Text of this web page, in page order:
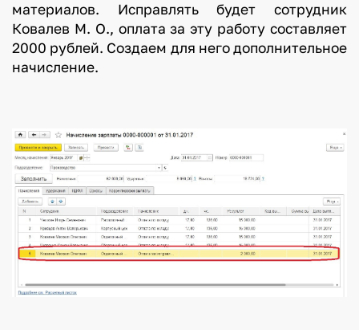
материалов. Исправлять будет сотрудник
Ковалев М. О., оплата за эту работу составляет
2000 рублей. Создаем для него дополнительное
начисление.